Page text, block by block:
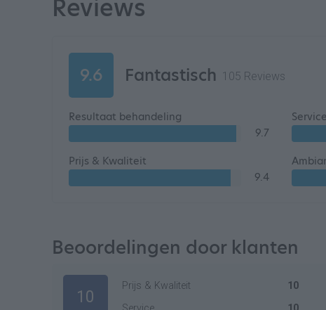
Reviews
9.6 Fantastisch 105 Reviews
Resultaat behandeling
9.7
Service
Prijs & Kwaliteit
9.4
Beoordelingen door klanten
10
Prijs & Kwaliteit 10